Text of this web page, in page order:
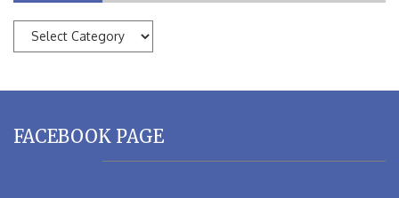
KATEGORI
FACEBOOK PAGE